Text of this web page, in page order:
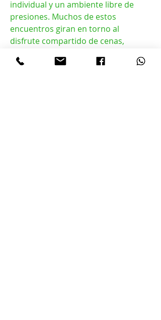
individual y un ambiente libre de
presiones. Muchos de estos
encuentros giran en torno al
disfrute compartido de cenas,
actividades de ocio, y no implican